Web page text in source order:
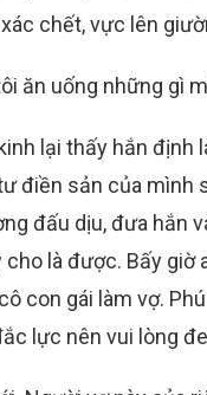
chết, vực lên
ăn uống những gì
lại thấy hắn định
điền sản của mình
đấu dịu, đưa
cho là được. Bấy
con gái làm vợ.
lực nên vui lòng